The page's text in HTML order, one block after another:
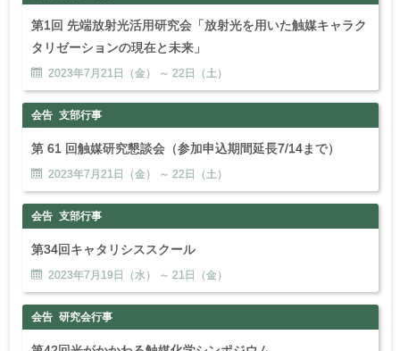
第1回 先端放射光活用研究会「放射光を用いた触媒キャラク
タリゼーションの現在と未来」
2023年7月21 日（金） ～ 22日（土）
会告 支部行事
第 61 回触媒研究懇談会（参加申込期間延長7/14まで）
2023年7月21 日（金） ～ 22日（土）
会告 支部行事
第34回キャタリシススクール
2023年7月 19日（水） ～ 21 日（金）
会告 研究会行事